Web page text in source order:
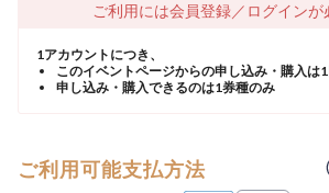
ご利用には会員登録／ログインが
1アカウントにつき、
このイベントページからの申し込み・購入は
申し込み・購入できるのは1券種のみ
ご利用可能支払方法